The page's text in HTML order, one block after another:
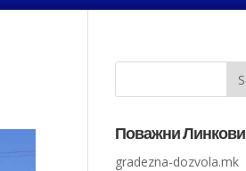
Поважни Линкови
gradezna-dozvola.mk